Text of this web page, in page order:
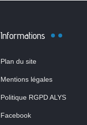
Informations
Plan du site
Mentions légales
Politique RGPD ALYS
Facebook